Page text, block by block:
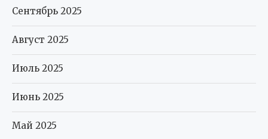
Сентябрь 2025
Август 2025
Июль 2025
Июнь 2025
Май 2025